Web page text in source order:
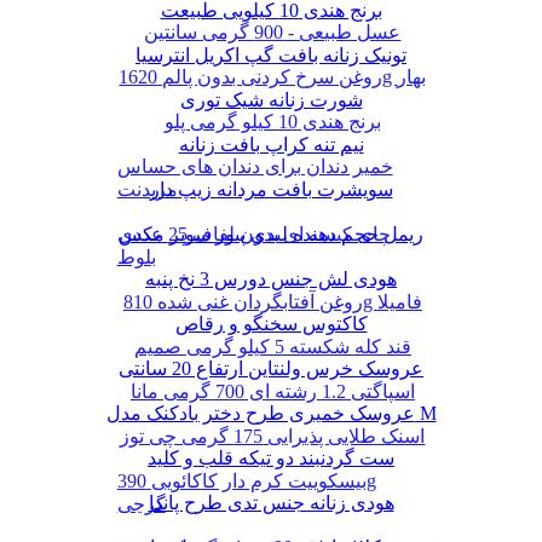
عسل طبیعی - 900 گرمی سانتین
روغن سرخ کردنی بدون پالم 1620g بهار
برنج هندی 10 کیلو گرمی پلو
خمیر دندان برای دندان های حساس
مریدنت
چای کیسه ای بدون لفاف 25 عددی
بلوط
روغن آفتابگردان غنی شده 810g فامیلا
قند کله شکسته 5 کیلو گرمی صمیم
اسپاگتی 1.2 رشته ای 700 گرمی مانا
اسنک طلایی پذیرایی 175 گرمی چی توز
بیسکوییت کرم دار کاکائویی 390g
گرجی
برنج هندی 10 کیلویی طبیعت
تونیک زنانه بافت گپ اکریل انترسیا
شورت زنانه شیک توری
نیم تنه کراپ بافت زنانه
سویشرت بافت مردانه زیپ دار
ریمل حجم دهنده لیدی پیور سوپر مکس
هودی لش جنس دورس 3 نخ پنبه
کاکتوس سخنگو و رقاص
عروسک خرس ولنتاین ارتفاع 20 سانتی
عروسک خمیری طرح دختر بادکنک مدل M
ست گردنبند دو تیکه قلب و کلید
هودی زنانه جنس تدی طرح پاندا